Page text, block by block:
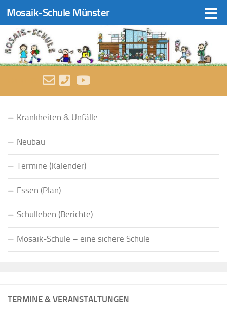
Zum Inhalt springen
Mosaik-Schule Münster
TERMINE & VERANSTALTUNGEN
Krankheiten & Unfälle
Neubau
Termine (Kalender)
Essen (Plan)
Schulleben (Berichte)
Mosaik-Schule – eine sichere Schule